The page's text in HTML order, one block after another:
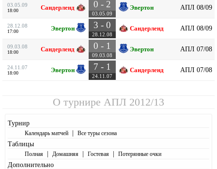
03.05.09
18:00 Сандерленд 0 - 2
03.05.09
Эвертон АПЛ 08/09
28.12.08
17:00 Эвертон 3 - 0
28.12.08
Сандерленд АПЛ 08/09
09.03.08
18:00 Сандерленд 0 - 1
09.03.08
Эвертон АПЛ 07/08
24.11.07
18:00 Эвертон 7 - 1
24.11.07
Сандерленд АПЛ 07/08
О турнире АПЛ 2012/13
Турнир
Календарь матчей | Все туры сезона
Таблицы
Полная | Домашняя | Гостевая | Потерянные очки
Дополнительно